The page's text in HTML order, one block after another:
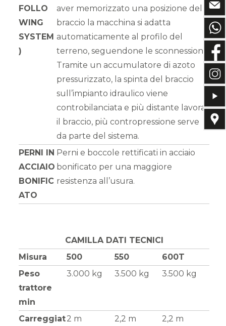
FOLLO
WING
SYSTEM
)
aver memorizzato una posizione del
braccio la macchina si adatta
automaticamente al profilo del
terreno, seguendone le sconnessioni.
Tramite un accumulatore di azoto
pressurizzato, la spinta del braccio
sull’impianto idraulico viene
controbilanciata e più distante lavora
il braccio, più contropressione serve
da parte del sistema.
PERNI IN
ACCIAIO
BONIFIC
ATO
Perni e boccole rettificati in acciaio
bonificato per una maggiore
resistenza all’usura.
CAMILLA DATI TECNICI
Misura
500 550
600T
Peso
trattore
min
3.000 kg 3.500 kg 3.500 kg
Carreggiat2 m 2,2 m 2,2 m